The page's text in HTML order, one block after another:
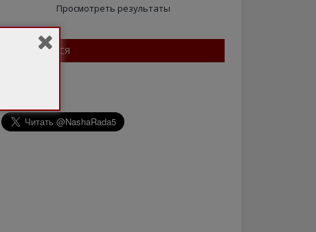
Просмотреть результаты
ПІДПИШІТЬСЯ